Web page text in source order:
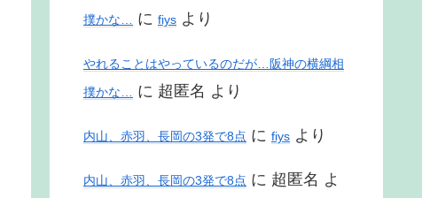
撲かな… に fiys より
やれることはやっているのだが…阪神の横綱相
撲かな… に 超匿名 より
内山、赤羽、長岡の3発で8点 に fiys より
内山、赤羽、長岡の3発で8点 に 超匿名 よ